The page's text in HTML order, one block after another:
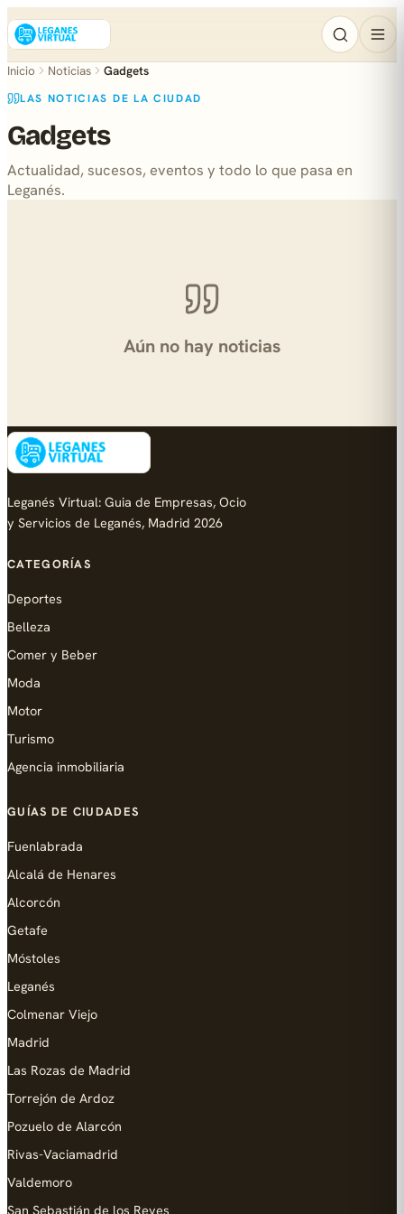
Inicio Noticias Gadgets
LAS NOTICIAS DE LA CIUDAD
Gadgets
Actualidad, sucesos, eventos y todo lo que pasa en
Leganés.
Aún no hay noticias
Leganés Virtual: Guia de Empresas, Ocio
y Servicios de Leganés, Madrid 2026
CATEGORÍAS
Deportes
Belleza
Comer y Beber
Moda
Motor
Turismo
Agencia inmobiliaria
GUÍAS DE CIUDADES
Fuenlabrada
Alcalá de Henares
Alcorcón
Getafe
Móstoles
Leganés
Colmenar Viejo
Madrid
Las Rozas de Madrid
Torrejón de Ardoz
Pozuelo de Alarcón
Rivas-Vaciamadrid
Valdemoro
San Sebastián de los Reyes